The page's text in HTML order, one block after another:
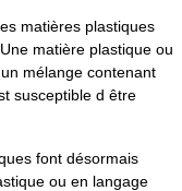
matières plastiques
matière plastique ou
mélange contenant
susceptible d être
font désormais
ou en langage